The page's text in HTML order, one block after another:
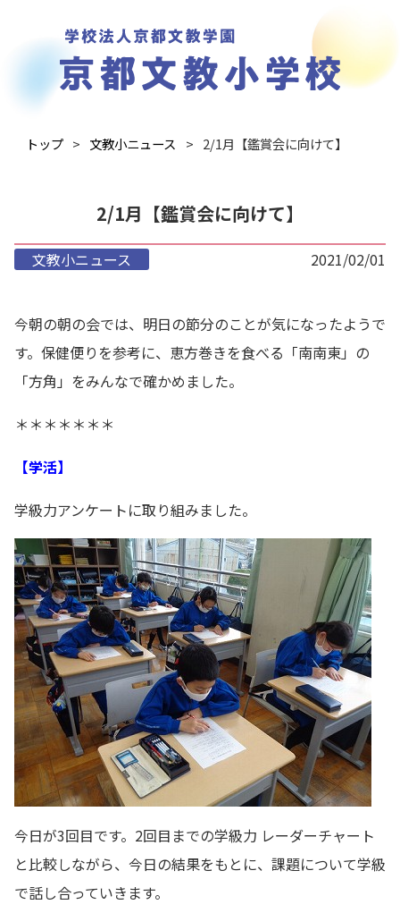
トップ 文教小ニュース 2/1月【鑑賞会に向けて】
2/1月【鑑賞会に向けて】
文教小ニュース 2021/02/01
今朝の朝の会では、明日の節分のことが気になったようで
す。保健便りを参考に、恵方巻きを食べる「南南東」の
「方角」をみんなで確かめました。
＊＊＊＊＊＊＊
【学活】
学級力アンケートに取り組みました。
今日が3回目です。2回目までの学級力 レーダーチャート
と比較しながら、今日の結果をもとに、課題について学級
で話し合っていきます。